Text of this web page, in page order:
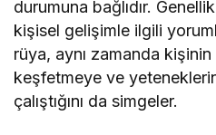
durumuna bağlıdır.
kişisel gelişimle ilgili
rüya, aynı zamanda
keşfetmeye ve
çalıştığını da simgeler.